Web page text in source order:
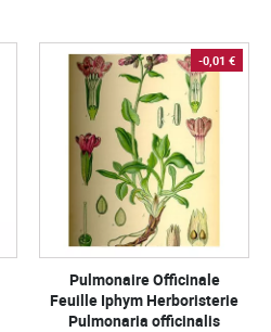
-0,01 €
Pulmonaire Officinale
Feuille Iphym Herboristerie
Pulmonaria officinalis